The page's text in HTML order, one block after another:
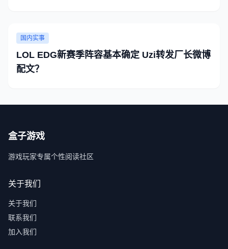
国内实事
LOL EDG新赛季阵容基本确定 Uzi转发厂长微博
配文？
盒子游戏
游戏玩家专属个性阅读社区
关于我们
关于我们
联系我们
加入我们